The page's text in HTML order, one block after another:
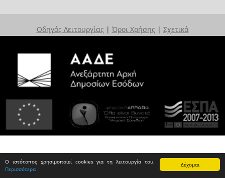
Δέχομαι
Ο ιστότοπος χρησιμοποιεί cookies για τη λειτουργία του.
Περισσότερα
Οδηγός Λειτουργίας | Όροι Χρήσης | Σχετικά